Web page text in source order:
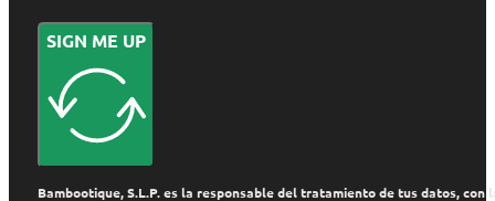
SIGN ME UP
Bambootique, S.L.P. es la responsable del tratamiento de tus datos,